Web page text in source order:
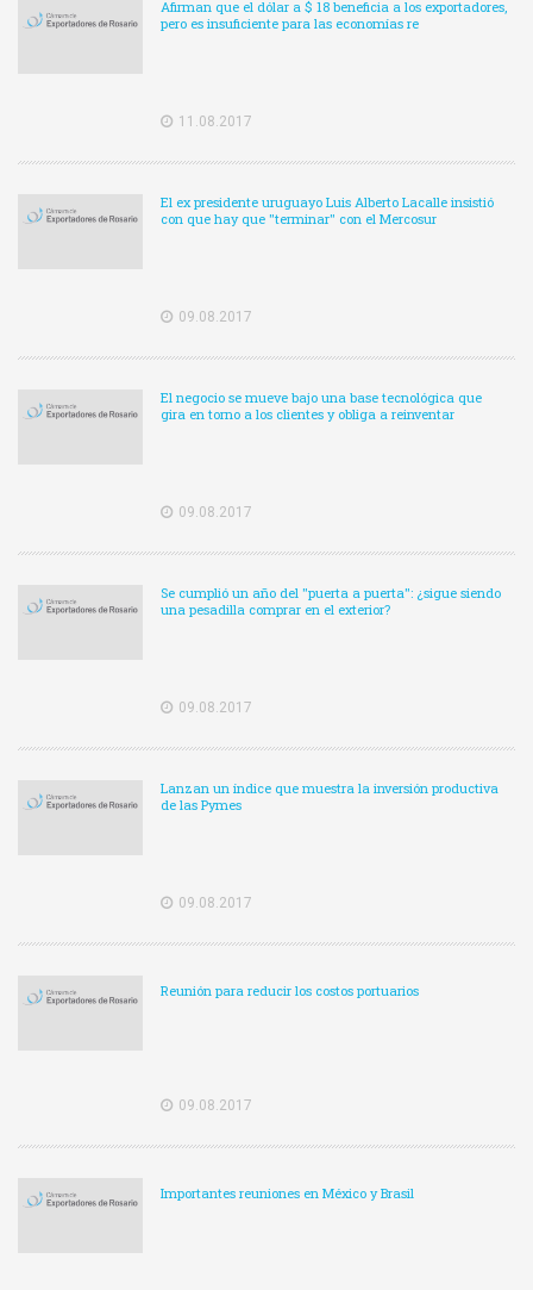
Afirman que el dólar a $ 18 beneficia a los exportadores,
pero es insuficiente para las economías re
11.08.2017
El ex presidente uruguayo Luis Alberto Lacalle insistió
con que hay que "terminar" con el Mercosur
09.08.2017
El negocio se mueve bajo una base tecnológica que
gira en torno a los clientes y obliga a reinventar
09.08.2017
Se cumplió un año del "puerta a puerta": ¿sigue siendo
una pesadilla comprar en el exterior?
09.08.2017
Lanzan un índice que muestra la inversión productiva
de las Pymes
09.08.2017
Reunión para reducir los costos portuarios
09.08.2017
Importantes reuniones en México y Brasil